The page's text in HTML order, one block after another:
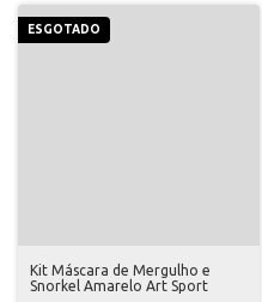
ESGOTADO
Kit Máscara de Mergulho e
Snorkel Amarelo Art Sport